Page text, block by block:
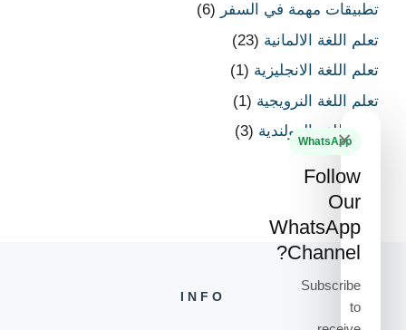
تطبيقات مهمة في السفر (6)
تعلم اللغة الالمانية (23)
تعلم اللغة الانجليزية (1)
تعلم اللغة النرويجية (1)
تعلم اللغة الهولندية (3)
INFO
×
WhatsApp
Follow
Our
WhatsApp
Channel?
Subscribe
to